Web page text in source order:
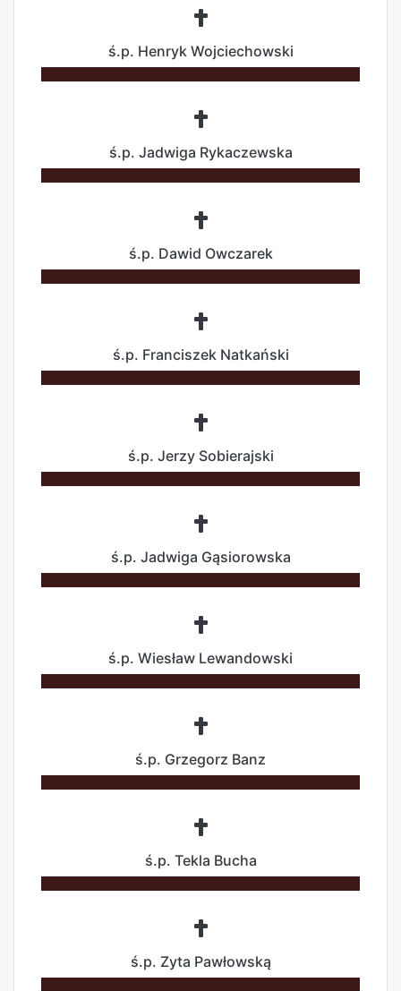
ś.p. Henryk Wojciechowski
ś.p. Jadwiga Rykaczewska
ś.p. Dawid Owczarek
ś.p. Franciszek Natkański
ś.p. Jerzy Sobierajski
ś.p. Jadwiga Gąsiorowska
ś.p. Wiesław Lewandowski
ś.p. Grzegorz Banz
ś.p. Tekla Bucha
ś.p. Zyta Pawłowską